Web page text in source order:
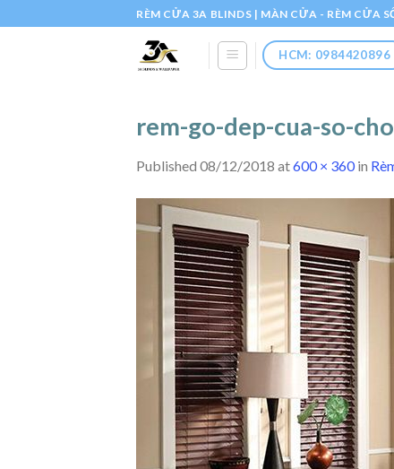
to
RÈM CỬA 3A BLINDS | MÀN CỬA - RÈM CỬA
HCM: 0984420896
rem-go-dep-cua-so-
Published 08/12/2018 at600 × 360in